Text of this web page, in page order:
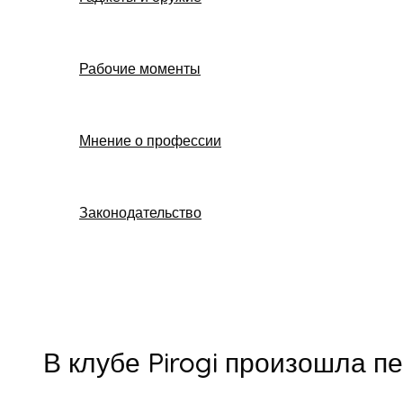
Рабочие моменты
Мнение о профессии
Законодательство
В клубе Pirogi произошла